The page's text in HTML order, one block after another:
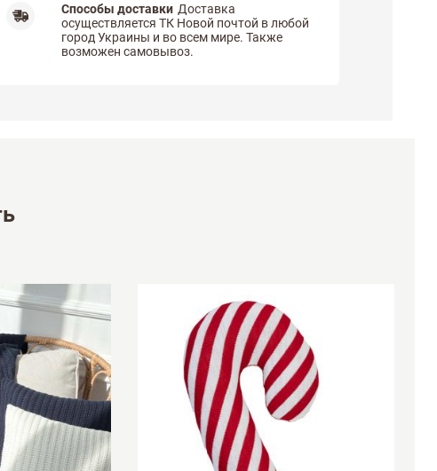
Способы доставки Доставка
осуществляется ТК Новой почтой в любой
город Украины и во всем мире. Также
возможен самовывоз.